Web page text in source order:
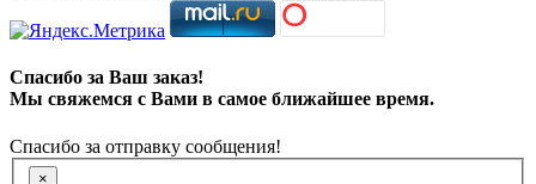
Спасибо за Ваш заказ!
Мы свяжемся с Вами в самое ближайшее время.
Спасибо за отправку сообщения!
×